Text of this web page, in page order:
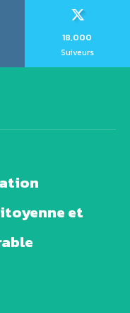
18,000
Suiveurs
et